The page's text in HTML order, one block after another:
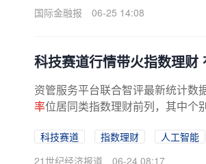
国际金融报
06-25 14:08
科技赛道行情带火指数理财
资管服务平台联合智评最新统计数
率位居同类指数理财前列，其中个
科技赛道 指数理财
人工智能
21世纪经济报道
06-24 08:17